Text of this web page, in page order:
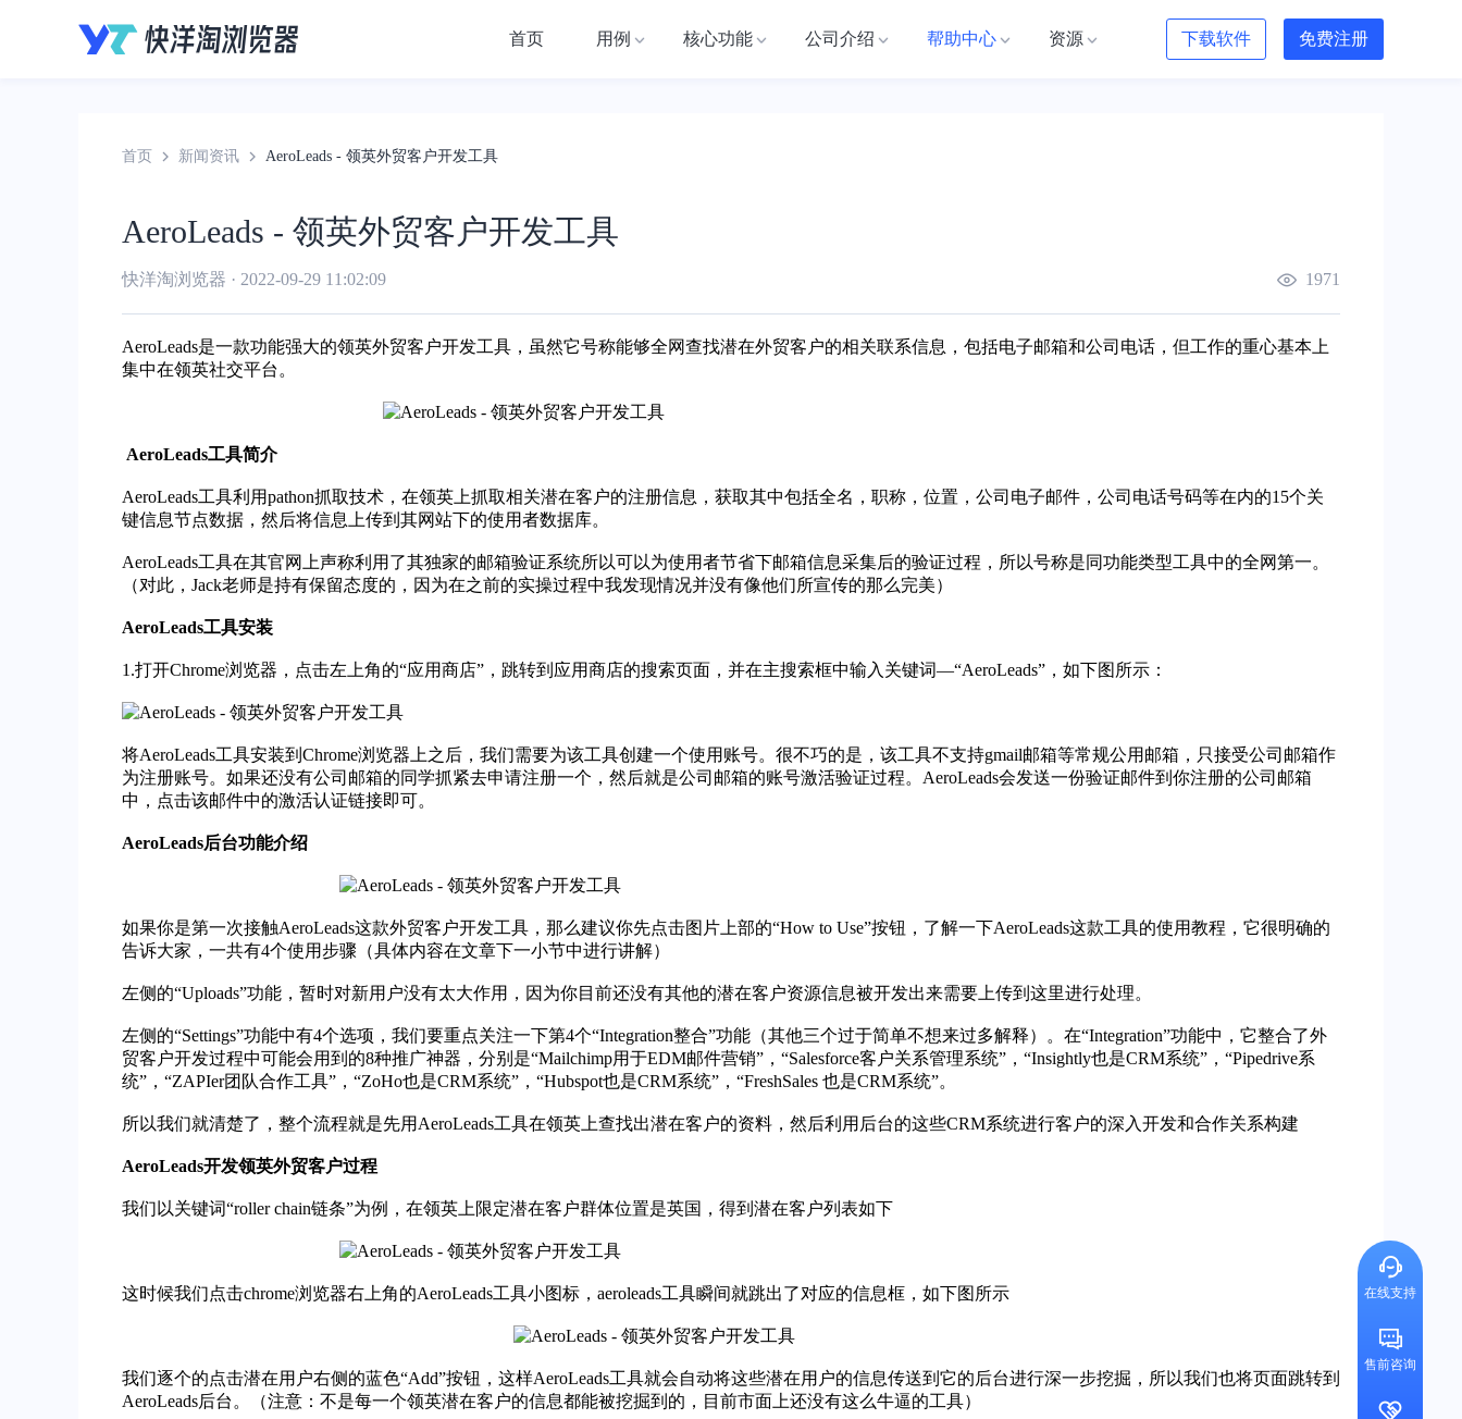
首页 用例 核心功能 公司介绍 帮助中心 资源 下载软件 免费注册
首页 新闻资讯 AeroLeads - 领英外贸客户开发工具
AeroLeads - 领英外贸客户开发工具
快洋淘浏览器 · 2022-09-29 11:02:09 1971
AeroLeads是一款功能强大的领英外贸客户开发工具，虽然它号称能够全网查找潜在外贸客户的相关联系信息，包括电子邮箱和公司电话，但工作的重心基本上
集中在领英社交平台。
AeroLeads工具简介
AeroLeads工具利用pathon抓取技术，在领英上抓取相关潜在客户的注册信息，获取其中包括全名，职称，位置，公司电子邮件，公司电话号码等在内的15个关
键信息节点数据，然后将信息上传到其网站下的使用者数据库。
AeroLeads工具在其官网上声称利用了其独家的邮箱验证系统所以可以为使用者节省下邮箱信息采集后的验证过程，所以号称是同功能类型工具中的全网第一。
（对此，Jack老师是持有保留态度的，因为在之前的实操过程中我发现情况并没有像他们所宣传的那么完美）
AeroLeads工具安装
1.打开Chrome浏览器，点击左上角的“应用商店”，跳转到应用商店的搜索页面，并在主搜索框中输入关键词—“AeroLeads”，如下图所示：
将AeroLeads工具安装到Chrome浏览器上之后，我们需要为该工具创建一个使用账号。很不巧的是，该工具不支持gmail邮箱等常规公用邮箱，只接受公司邮箱作
为注册账号。如果还没有公司邮箱的同学抓紧去申请注册一个，然后就是公司邮箱的账号激活验证过程。AeroLeads会发送一份验证邮件到你注册的公司邮箱
中，点击该邮件中的激活认证链接即可。
AeroLeads后台功能介绍
如果你是第一次接触AeroLeads这款外贸客户开发工具，那么建议你先点击图片上部的“How to Use”按钮，了解一下AeroLeads这款工具的使用教程，它很明确的
告诉大家，一共有4个使用步骤（具体内容在文章下一小节中进行讲解）
左侧的“Uploads”功能，暂时对新用户没有太大作用，因为你目前还没有其他的潜在客户资源信息被开发出来需要上传到这里进行处理。
左侧的“Settings”功能中有4个选项，我们要重点关注一下第4个“Integration整合”功能（其他三个过于简单不想来过多解释）。在“Integration”功能中，它整合了外
贸客户开发过程中可能会用到的8种推广神器，分别是“Mailchimp用于EDM邮件营销”，“Salesforce客户关系管理系统”，“Insightly也是CRM系统”，“Pipedrive系
统”，“ZAPIer团队合作工具”，“ZoHo也是CRM系统”，“Hubspot也是CRM系统”，“FreshSales 也是CRM系统”。
所以我们就清楚了，整个流程就是先用AeroLeads工具在领英上查找出潜在客户的资料，然后利用后台的这些CRM系统进行客户的深入开发和合作关系构建
AeroLeads开发领英外贸客户过程
我们以关键词“roller chain链条”为例，在领英上限定潜在客户群体位置是英国，得到潜在客户列表如下
这时候我们点击chrome浏览器右上角的AeroLeads工具小图标，aeroleads工具瞬间就跳出了对应的信息框，如下图所示
我们逐个的点击潜在用户右侧的蓝色“Add”按钮，这样AeroLeads工具就会自动将这些潜在用户的信息传送到它的后台进行深一步挖掘，所以我们也将页面跳转到
AeroLeads后台。（注意：不是每一个领英潜在客户的信息都能被挖掘到的，目前市面上还没有这么牛逼的工具）
在线支持
售前咨询